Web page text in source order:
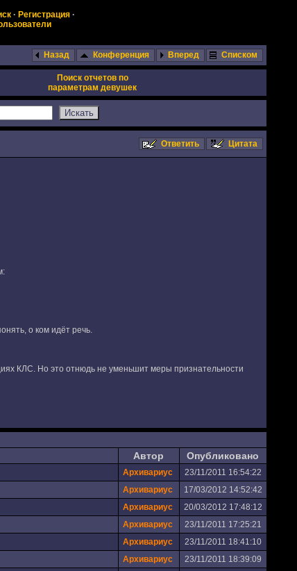
· Регистрация·
Назад Конференция Вперед Списком
Поиск отчетов по
параметрам девушек
Ответить Цитата
о ком идёт речь.
КЛС. Но это отнюдь не уменьшит меры признательности
Автор Опубликовано
Архивариус
23/11/2011 16:54:22
Архивариус
17/03/2012 14:52:42
Архивариус
20/03/2012 17:48:12
Архивариус
23/11/2011 17:25:21
Архивариус
23/11/2011 18:41:10
Архивариус
23/11/2011 18:39:09